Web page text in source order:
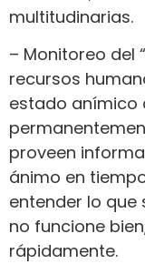
multitudinarias.
– Monitoreo del
recursos
estado anímico
proveen
ánimo en
entender lo que
no funcione
rápidamente.